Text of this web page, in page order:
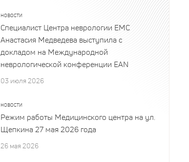
НОВОСТИ
Специалист Центра неврологии EMC
Анастасия Медведева выступила с
докладом на Международной
неврологической конференции EAN
03 июля 2026
НОВОСТИ
Режим работы Медицинского центра на ул.
Щепкина 27 мая 2026 года
26 мая 2026